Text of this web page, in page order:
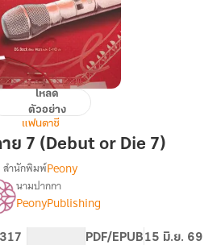
โหลด
ตัวอย่าง
แฟนตาซี
ย 7 (Debut or Die 7)
เรื่องDebut
or
สำนักพิมพ์Peony
นามปากกา
PeonyPublishing
317 PDF/EPUB15 มิ.ย. 69